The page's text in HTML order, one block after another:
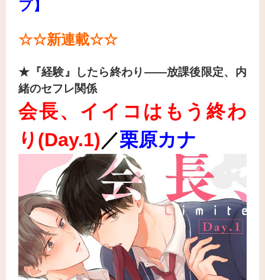
プ】
☆☆新連載☆☆
★『経験』したら終わり――放課後限定、内
緒のセフレ関係
会長、イイコはもう終わ
り(Day.1)／栗原カナ